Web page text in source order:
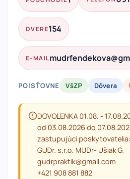
DVERE154
E-MAIL
POISŤOVNE VšZP Dôvera
DOVOLENKA 01.08. -
od 03.08.2026 do
zastupujúci poskytovatelia:
GUDr. s.r.o. MUDr- Ušiak G.
gudrpraktik@gmail.com
+421 908 881 882